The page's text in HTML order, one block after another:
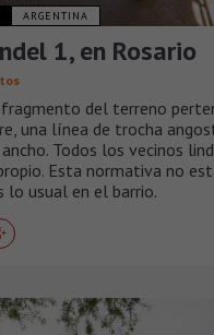
ARGENTINA
1, en Rosario
fragmento del terreno
una línea de trocha
Todos los vecinos
Esta normativa no
lo usual en el barrio.